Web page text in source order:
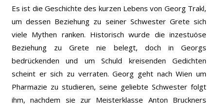
Es ist die Geschichte des kurzen Lebens von Georg Trakl,
um dessen Beziehung zu seiner Schwester Grete sich
viele Mythen ranken. Historisch wurde die inzestuöse
Beziehung zu Grete nie belegt, doch in Georgs
bedrückenden und um Schuld kreisenden Gedichten
scheint er sich zu verraten.Georg geht nach Wien um
Pharmazie zu studieren, seine geliebte Schwester folgt
ihm, nachdem sie zur Meisterklasse Anton Bruckners